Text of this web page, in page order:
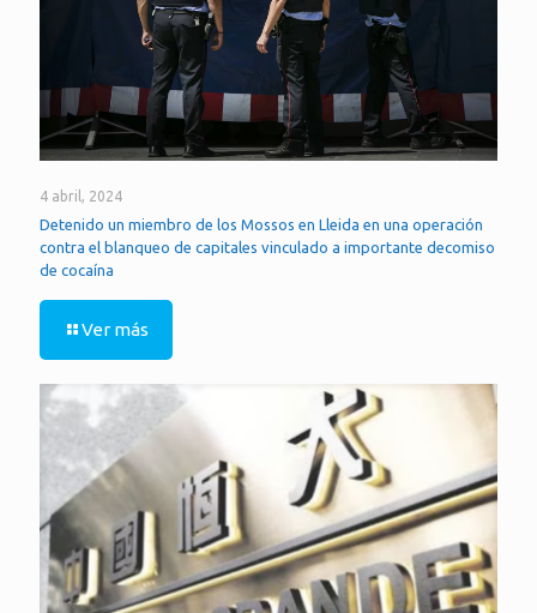
4 abril, 2024
Detenido un miembro de los Mossos en Lleida en una operación
contra el blanqueo de capitales vinculado a importante decomiso
de cocaína
Ver más